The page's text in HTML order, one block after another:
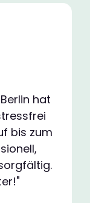
hat
bis zum